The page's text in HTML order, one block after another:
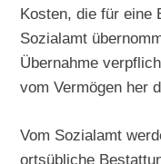
Kosten, die für eine
Sozialamt
Übernahme
vom Vermögen her
Vom Sozialamt
ortsübliche